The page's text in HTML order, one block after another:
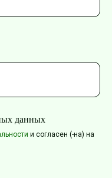
данных
и согласен (-на) на